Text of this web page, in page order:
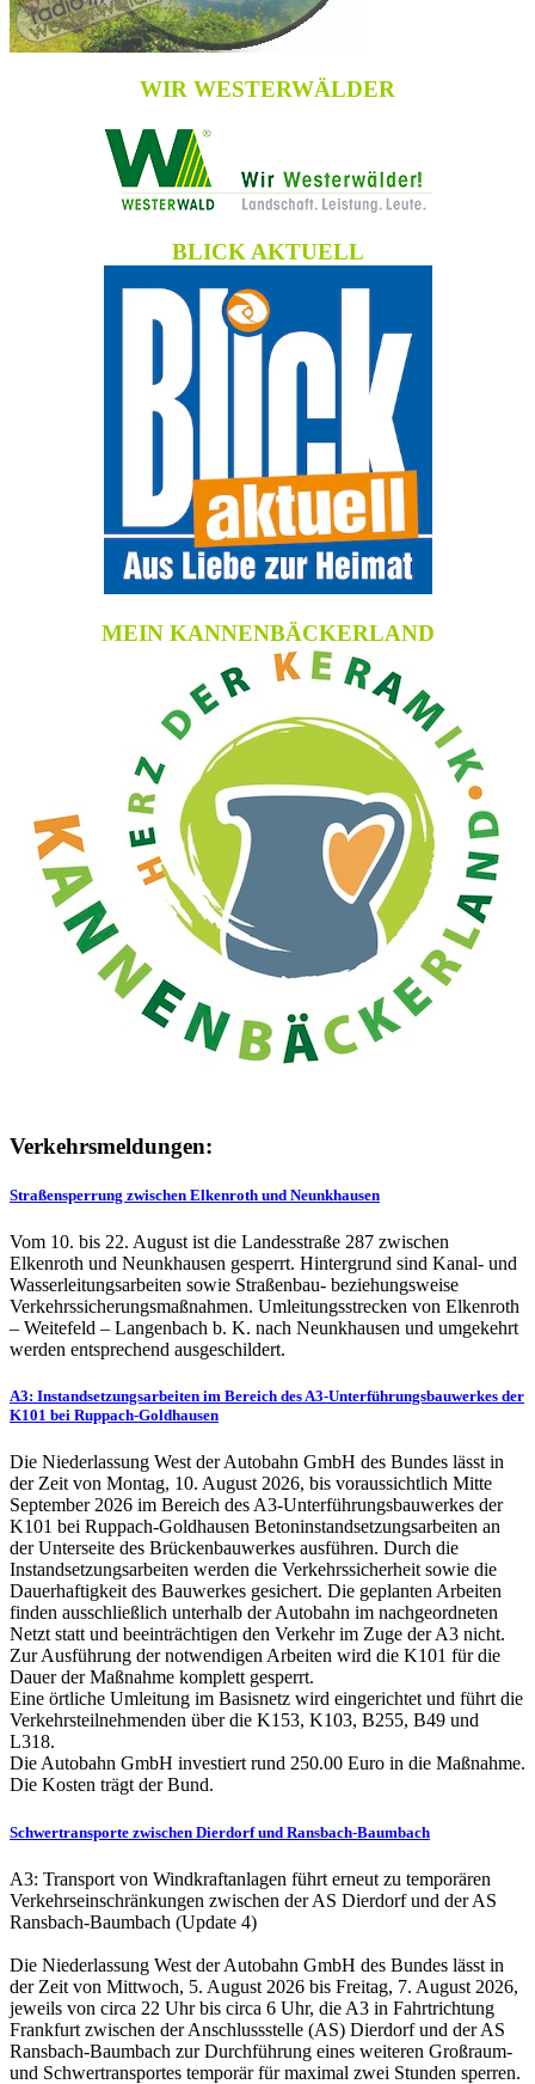
WIR WESTERWÄLDER
BLICK AKTUELL
MEIN KANNENBÄCKERLAND
Verkehrsmeldungen:
Straßensperrung zwischen Elkenroth und Neunkhausen
Vom 10. bis 22. August ist die Landesstraße 287 zwischen
Elkenroth und Neunkhausen gesperrt. Hintergrund sind Kanal- und
Wasserleitungsarbeiten sowie Straßenbau- beziehungsweise
Verkehrssicherungsmaßnahmen. Umleitungsstrecken von Elkenroth
– Weitefeld – Langenbach b. K. nach Neunkhausen und umgekehrt
werden entsprechend ausgeschildert.
A3: Instandsetzungsarbeiten im Bereich des A3-Unterführungsbauwerkes der
K101 bei Ruppach-Goldhausen
Die Niederlassung West der Autobahn GmbH des Bundes lässt in
der Zeit von Montag, 10. August 2026, bis voraussichtlich Mitte
September 2026 im Bereich des A3-Unterführungsbauwerkes der
K101 bei Ruppach-Goldhausen Betoninstandsetzungsarbeiten an
der Unterseite des Brückenbauwerkes ausführen. Durch die
Instandsetzungsarbeiten werden die Verkehrssicherheit sowie die
Dauerhaftigkeit des Bauwerkes gesichert. Die geplanten Arbeiten
finden ausschließlich unterhalb der Autobahn im nachgeordneten
Netzt statt und beeinträchtigen den Verkehr im Zuge der A3 nicht.
Zur Ausführung der notwendigen Arbeiten wird die K101 für die
Dauer der Maßnahme komplett gesperrt.
Eine örtliche Umleitung im Basisnetz wird eingerichtet und führt die
Verkehrsteilnehmenden über die K153, K103, B255, B49 und
L318.
Die Autobahn GmbH investiert rund 250.00 Euro in die Maßnahme.
Die Kosten trägt der Bund.
Schwertransporte zwischen Dierdorf und Ransbach-Baumbach
A3: Transport von Windkraftanlagen führt erneut zu temporären
Verkehrseinschränkungen zwischen der AS Dierdorf und der AS
Ransbach-Baumbach (Update 4)
Die Niederlassung West der Autobahn GmbH des Bundes lässt in
der Zeit von Mittwoch, 5. August 2026 bis Freitag, 7. August 2026,
jeweils von circa 22 Uhr bis circa 6 Uhr, die A3 in Fahrtrichtung
Frankfurt zwischen der Anschlussstelle (AS) Dierdorf und der AS
Ransbach-Baumbach zur Durchführung eines weiteren Großraum-
und Schwertransportes temporär für maximal zwei Stunden sperren.